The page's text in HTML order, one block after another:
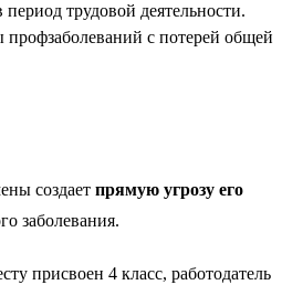
трудовой деятельности.
с потерей общей
создает прямую угрозу его
заболевания.
присвоен 4 класс, работодатель